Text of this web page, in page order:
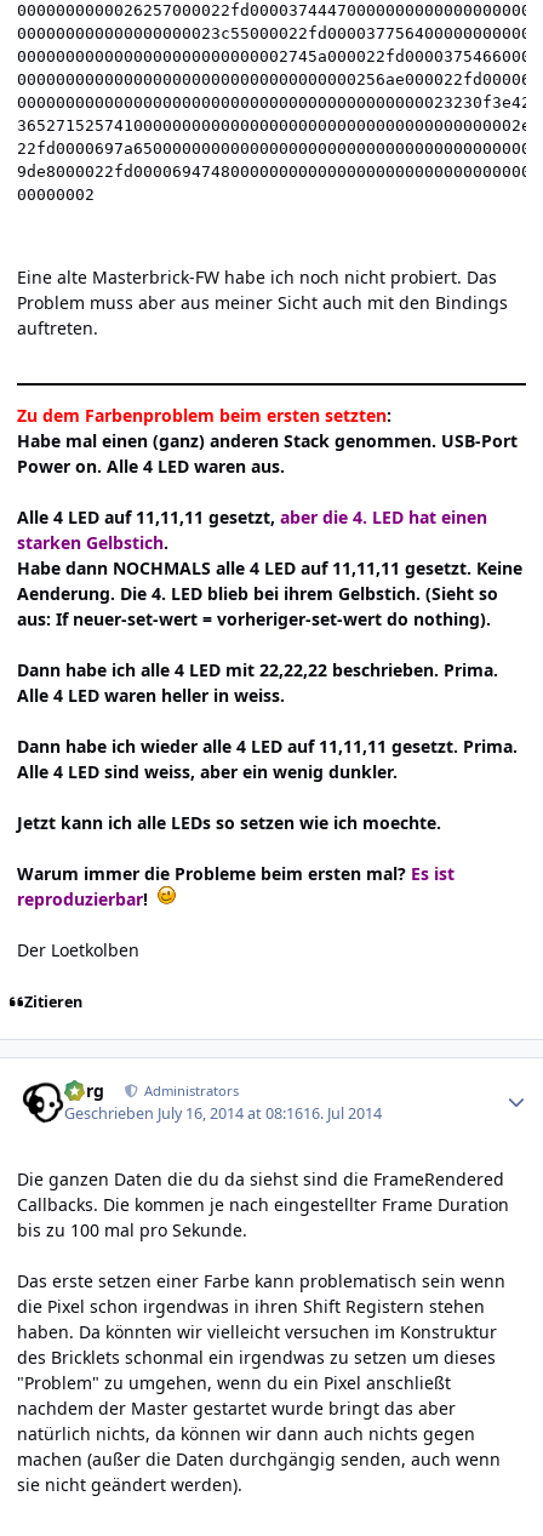
Eine alte Masterbrick-FW habe ich noch nicht probiert. Das
Problem muss aber aus meiner Sicht auch mit den Bindings
auftreten.
Zu dem Farbenproblem beim ersten setzten:
Habe mal einen (ganz) anderen Stack genommen. USB-Port
Power on. Alle 4 LED waren aus.
Alle 4 LED auf 11,11,11 gesetzt, aber die 4. LED hat einen
starken Gelbstich.
Habe dann NOCHMALS alle 4 LED auf 11,11,11 gesetzt. Keine
Aenderung. Die 4. LED blieb bei ihrem Gelbstich. (Sieht so
aus: If neuer-set-wert = vorheriger-set-wert do nothing).
Dann habe ich alle 4 LED mit 22,22,22 beschrieben. Prima.
Alle 4 LED waren heller in weiss.
Dann habe ich wieder alle 4 LED auf 11,11,11 gesetzt. Prima.
Alle 4 LED sind weiss, aber ein wenig dunkler.
Jetzt kann ich alle LEDs so setzen wie ich moechte.
Warum immer die Probleme beim ersten mal? Es ist
reproduzierbar!
Der Loetkolben
Zitieren
borg Administrators
Geschrieben July 16, 2014 at 08:1616. Jul 2014
Die ganzen Daten die du da siehst sind die FrameRendered
Callbacks. Die kommen je nach eingestellter Frame Duration
bis zu 100 mal pro Sekunde.
Das erste setzen einer Farbe kann problematisch sein wenn
die Pixel schon irgendwas in ihren Shift Registern stehen
haben. Da könnten wir vielleicht versuchen im Konstruktur
des Bricklets schonmal ein irgendwas zu setzen um dieses
"Problem" zu umgehen, wenn du ein Pixel anschließt
nachdem der Master gestartet wurde bringt das aber
natürlich nichts, da können wir dann auch nichts gegen
machen (außer die Daten durchgängig senden, auch wenn
sie nicht geändert werden).